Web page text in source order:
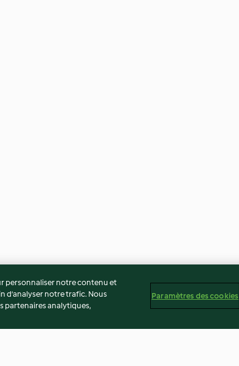
personnaliser notre contenu et
d’analyser notre trafic. Nous
partenaires analytiques,
Paramètres des cookies